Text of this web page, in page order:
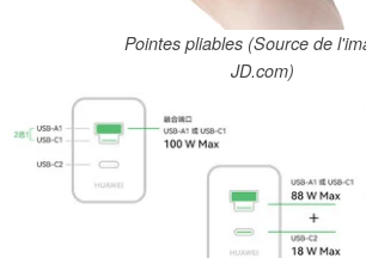
Pointes pliables (Source de
JD.com)